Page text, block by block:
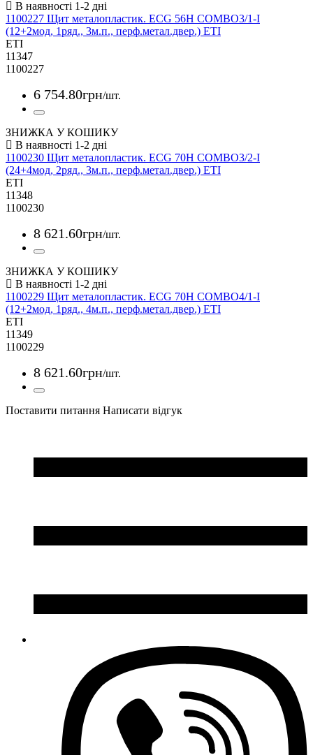
1100227 Щит металопластик. ECG 56Н COMBO3/1-I
(12+2мод, 1ряд., 3м.п., перф.метал.двер.) ETI
ETI
11347
1100227
6 754.80грн/шт.
ЗНИЖКА У КОШИКУ
1100230 Щит металопластик. ECG 70Н COMBO3/2-I
(24+4мод, 2ряд., 3м.п., перф.метал.двер.) ETI
ETI
11348
1100230
8 621.60грн/шт.
ЗНИЖКА У КОШИКУ
1100229 Щит металопластик. ECG 70Н COMBO4/1-I
(12+2мод, 1ряд., 4м.п., перф.метал.двер.) ETI
ETI
11349
1100229
8 621.60грн/шт.
Поставити питання Написати відгук